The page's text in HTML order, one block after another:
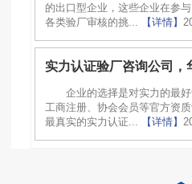
的出口型企业，这些企业在参
各类验厂审核的挑...
【详情】
实力认证验厂咨询公司，
企业的选择是对实力的最
工商注册、协会会员等官方资
最真实的实力认证...
【详情】